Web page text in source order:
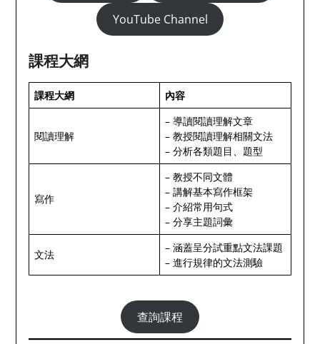
YouTube Channel
課程大網
課程大網 內容
閱讀理解
– 導讀閱讀理解文章
– 教授閱讀理解相關文法
– 分析各類題目、題型
寫作
– 教授不同文體
– 講解基本寫作框架
– 介紹常用句式
– 分享主題詞彙
文法
– 涵蓋呈分試重點文法課題
– 進行規律的文法測驗
查詢課程